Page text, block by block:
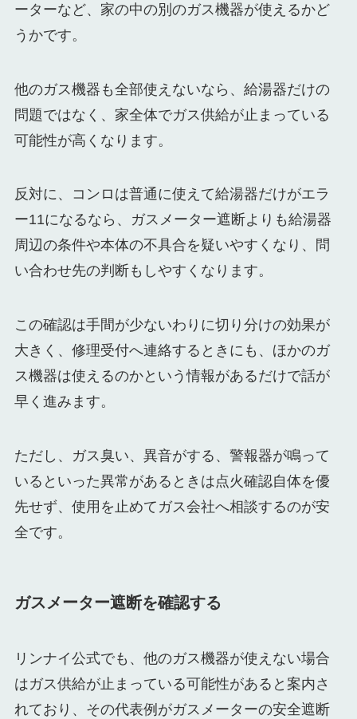
ーターなど、家の中の別のガス機器が使えるかど
うかです。
他のガス機器も全部使えないなら、給湯器だけの
問題ではなく、家全体でガス供給が止まっている
可能性が高くなります。
反対に、コンロは普通に使えて給湯器だけがエラ
ー11になるなら、ガスメーター遮断よりも給湯器
周辺の条件や本体の不具合を疑いやすくなり、問
い合わせ先の判断もしやすくなります。
この確認は手間が少ないわりに切り分けの効果が
大きく、修理受付へ連絡するときにも、ほかのガ
ス機器は使えるのかという情報があるだけで話が
早く進みます。
ただし、ガス臭い、異音がする、警報器が鳴って
いるといった異常があるときは点火確認自体を優
先せず、使用を止めてガス会社へ相談するのが安
全です。
ガスメーター遮断を確認する
リンナイ公式でも、他のガス機器が使えない場合
はガス供給が止まっている可能性があると案内さ
れており、その代表例がガスメーターの安全遮断